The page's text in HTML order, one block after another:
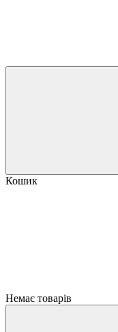
Кошик
Немає товарів